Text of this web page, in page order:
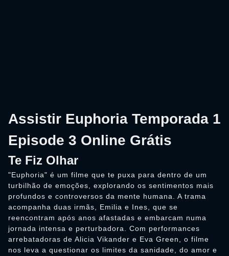
Assistir Euphoria Temporada 1
Episode 3 Online Grátis
Te Fiz Olhar
"Euphoria" é um filme que te puxa para dentro de um
turbilhão de emoções, explorando os sentimentos mais
profundos e controversos da mente humana. A trama
acompanha duas irmãs, Emilia e Ines, que se
reencontram após anos afastadas e embarcam numa
jornada intensa e perturbadora. Com performances
arrebatadoras de Alicia Vikander e Eva Green, o filme
nos leva a questionar os limites da sanidade, do amor e